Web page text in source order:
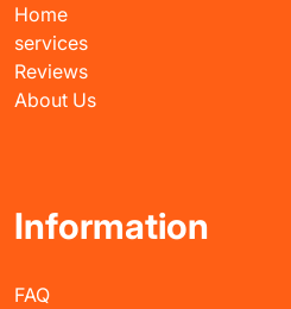
Home
services
Reviews
About Us
Information
FAQ